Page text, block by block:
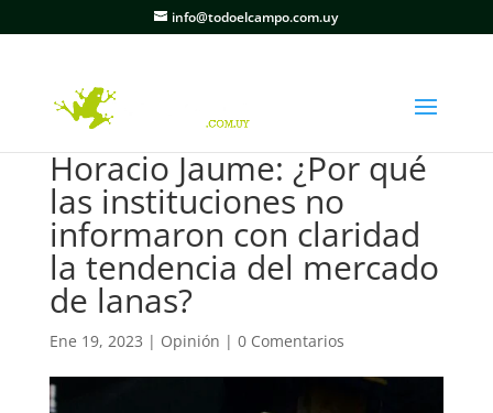
info@todoelcampo.com.uy
Horacio Jaume: ¿Por qué
las instituciones no
informaron con claridad
la tendencia del mercado
de lanas?
Ene 19, 2023 | Opinión | 0 Comentarios